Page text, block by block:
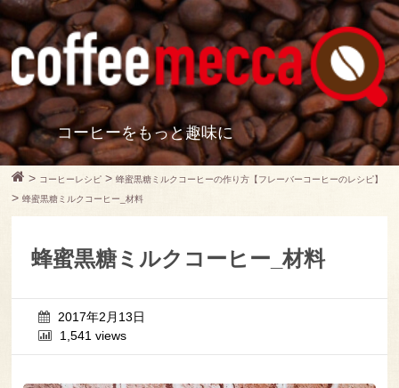
コーヒーをもっと趣味に
> コーヒーレシピ >蜂蜜黒糖ミルクコーヒーの作り方【フレーバーコーヒーのレシピ】
>蜂蜜黒糖ミルクコーヒー_材料
蜂蜜黒糖ミルクコーヒー_材料
2017年2月13日
1,541 views